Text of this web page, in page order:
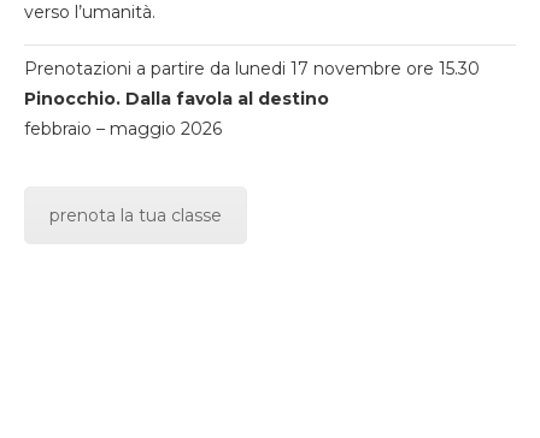
verso l’umanità.
Prenotazioni a partire da lunedi 17 novembre ore 15.30
Pinocchio. Dalla favola al destino
febbraio – maggio 2026
prenota la tua classe